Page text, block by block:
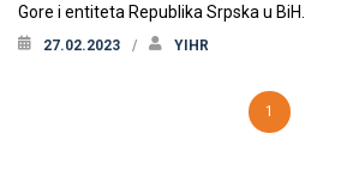
Gore i entiteta Republika Srpska u BiH.
27.02.2023 YIHR
1